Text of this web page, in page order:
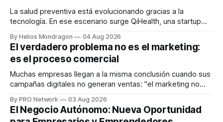
La salud preventiva está evolucionando gracias a la
tecnología. En ese escenario surge QiHealth, una startup
dispositivos inteligentes, inteligencia artificial y monitoreo
en tiempo real para ayudar a las personas a tomar mejores
decisiones sobre su salud metabólica. Su propuesta busca
responder
By Helios Mondragon 04 Aug 2026
El verdadero problema no es el marketing:
es el proceso comercial
Muchas empresas llegan a la misma conclusión cuando sus
campañas digitales no generan ventas: "el marketing no
INTERIUS, el problema suele estar en otro lugar. Durante
una entrevista para el podcast SER PRO, el especialista en
By PRO Network 03 Aug 2026
El Negocio Autónomo: Nueva Oportunidad